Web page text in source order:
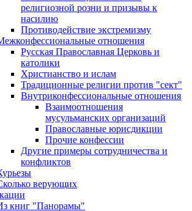
религиозной розни и призывы к
насилию
Противодействие экстремизму
отношения
Русская Православная Церковь и
католики
Христианство и ислам
Традиционные религии против "сект"
Внутриконфессиональные отношения
Взаимоотношения
мусульманских организаций
Православные юрисдикции
Прочие конфессии
Другие примеры сотрудничества и
конфликтов
верующих
книг "Панорамы"